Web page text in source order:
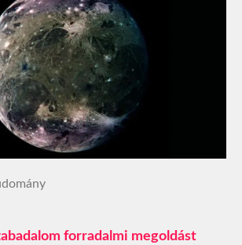
forradalmi megoldást